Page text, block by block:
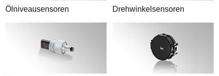
Ölniveausensoren Drehwinkelsensoren